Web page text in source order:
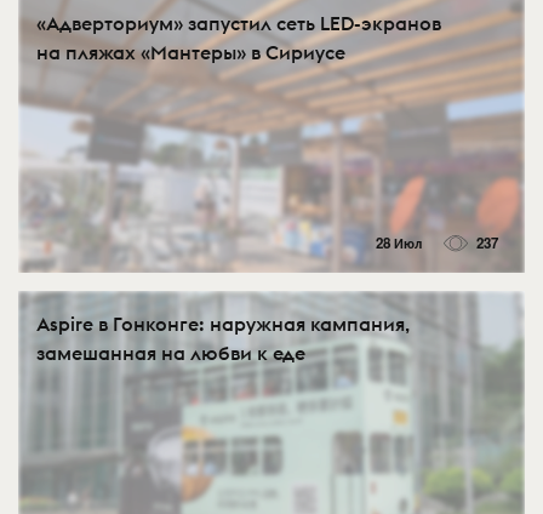
«Адверториум» запустил сеть LED-экранов
на пляжах «Мантеры» в Сириусе
28 Июл 237
Aspire в Гонконге: наружная кампания,
замешанная на любви к еде